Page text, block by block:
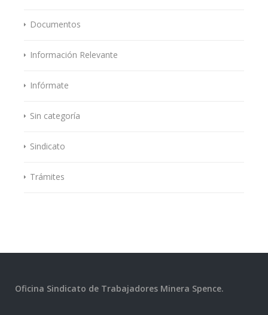
Documentos
Información Relevante
Infórmate
Sin categoría
Sindicato
Trámites
Oficina Sindicato de Trabajadores Minera Spence.